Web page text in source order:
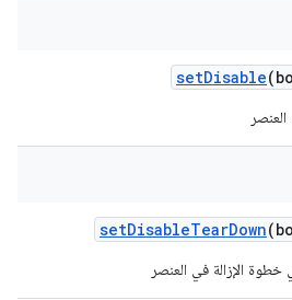
setDisable
setDisableTearDown
الإزالة في العنصر